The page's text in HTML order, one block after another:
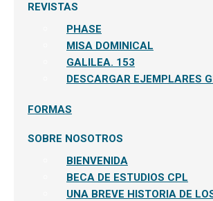
REVISTAS
PHASE
MISA DOMINICAL
GALILEA. 153
DESCARGAR EJEMPLARES
FORMAS
SOBRE NOSOTROS
BIENVENIDA
BECA DE ESTUDIOS CPL
UNA BREVE HISTORIA DE